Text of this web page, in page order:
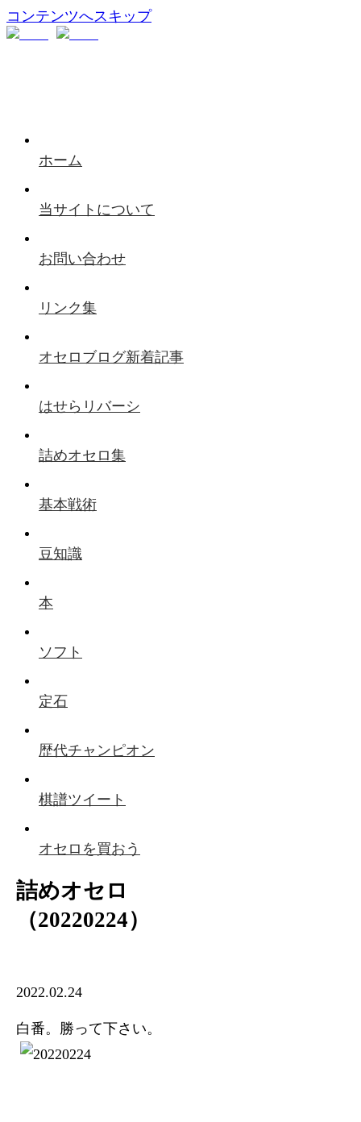
コンテンツへスキップ
ホーム
当サイトについて
お問い合わせ
リンク集
オセロブログ新着記事
はせらリバーシ
詰めオセロ集
基本戦術
豆知識
本
ソフト
定石
歴代チャンピオン
棋譜ツイート
オセロを買おう
詰めオセロ
（20220224）
2022.02.24
白番。勝って下さい。